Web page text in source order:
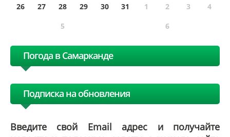
26
27 28 29 30 31 1 2 3
4
5
6
Погода в Самарканде
Подписка на обновления
Введите свой Email адрес и получайте